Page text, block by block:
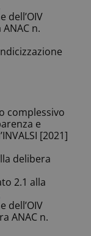
dell’OIV
n.
complessivo
e
[2021]
delibera
2.1 alla
dell’OIV
ANAC n.